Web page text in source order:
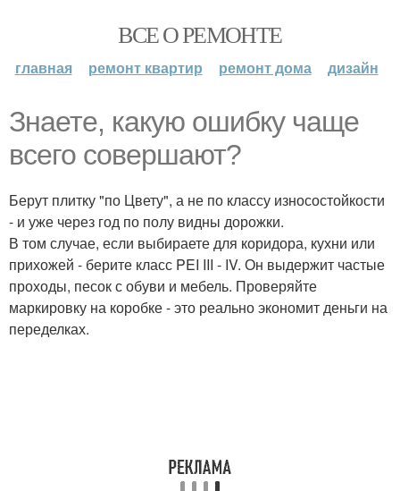
ВСЕ О РЕМОНТЕ
главная ремонт квартир ремонт дома дизайн
Знаете, какую ошибку чаще
всего совершают?
Берут плитку "по Цвету", а не по классу износостойкости
- и уже через год по полу видны дорожки.
В том случае, если выбираете для коридора, кухни или
прихожей - берите класс PEI III - IV. Он выдержит частые
проходы, песок с обуви и мебель. Проверяйте
маркировку на коробке - это реально экономит деньги на
переделках.